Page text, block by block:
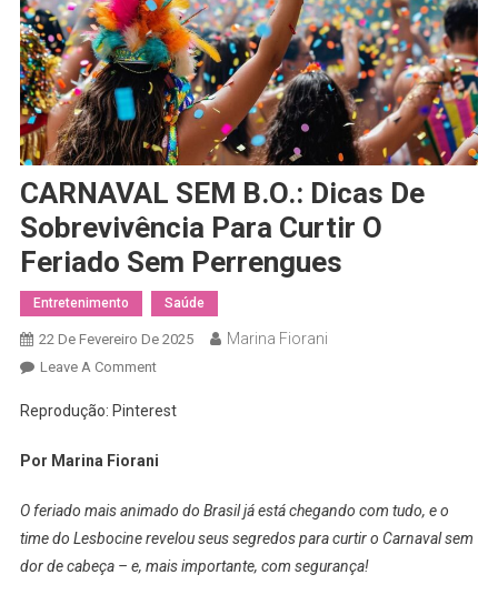
CARNAVAL SEM B.O.: Dicas De
Sobrevivência Para Curtir O
Feriado Sem Perrengues
Entretenimento Saúde
22 De Fevereiro De 2025 Marina Fiorani
Leave A CommentOn
SEM
Dicas
Sobrevivência
Para
Curtir
Reprodução: Pinterest
Por Marina Fiorani
O feriado mais animado do Brasil já está chegando com tudo, e o
time do Lesbocine revelou seus segredos para curtir o Carnaval sem
dor de cabeça – e, mais importante, com segurança!